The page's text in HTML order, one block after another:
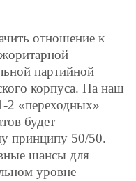
отношение к
партийной
корпуса. На наш
2 «переходных»
будет
принципу 50/50.
шансы для
уровне